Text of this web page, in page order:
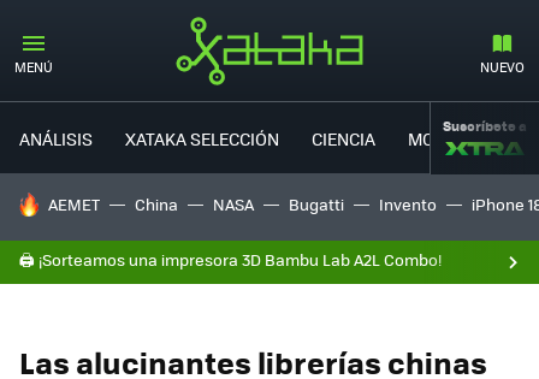
MENÚ NUEVO
ANÁLISIS XATAKA SELECCIÓN CIENCIA MOVILIDAD
Suscríbete a
HOY SE HABLA DE
AEMET China NASA Bugatti Invento iPhone
🖨️ ¡Sorteamos una impresora 3D Bambu Lab A2L Combo!
Las alucinantes librerías chinas